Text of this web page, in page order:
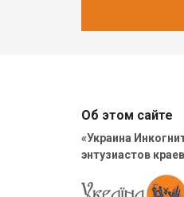
Об этом сайте
«Украина
энтузиастов